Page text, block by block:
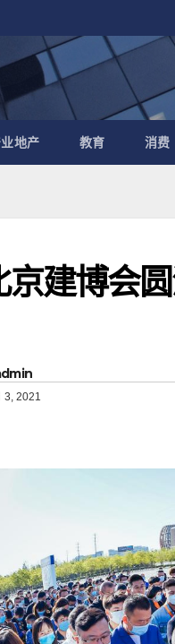
地产 教育 消费
建博会
3, 2021